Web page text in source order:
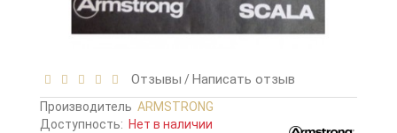
Отзывы /Написать отзыв
Производитель ARMSTRONG
Доступность: Нет в наличии